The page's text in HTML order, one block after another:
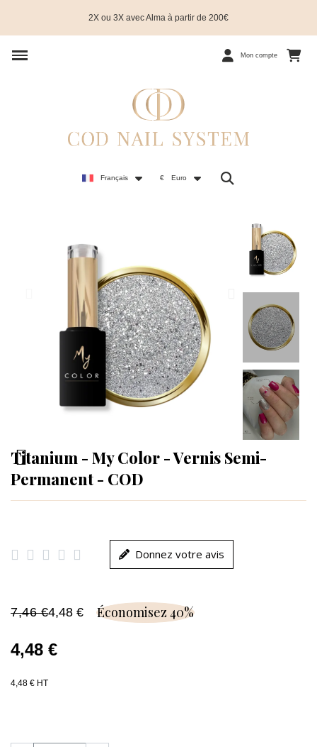
2X ou 3X avec Alma à partir de 200€
Mon compte
Français € Euro
Titanium - My Color - Vernis Semi-
Permanent - COD
     Donnez votre avis
7,46 €4,48 € Économisez 40%
4,48 €
4,48 € HT